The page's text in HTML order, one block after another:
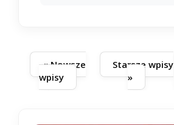
« Nowsze
wpisy
Starsze wpisy
»